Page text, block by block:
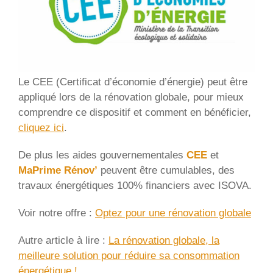
Le CEE (Certificat d’économie d’énergie) peut être
appliqué lors de la rénovation globale, pour mieux
comprendre ce dispositif et comment en bénéficier,
cliquez ici.
De plus les aides gouvernementales CEE et
MaPrime Rénov’ peuvent être cumulables, des
travaux énergétiques 100% financiers avec ISOVA.
Voir notre offre : Optez pour une rénovation globale
Autre article à lire : La rénovation globale, la
meilleure solution pour réduire sa consommation